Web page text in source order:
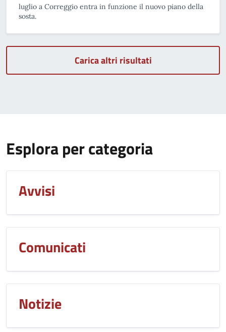
luglio a Correggio entra in funzione il nuovo piano della
sosta.
Carica altri risultati
Esplora per categoria
Avvisi
Comunicati
Notizie